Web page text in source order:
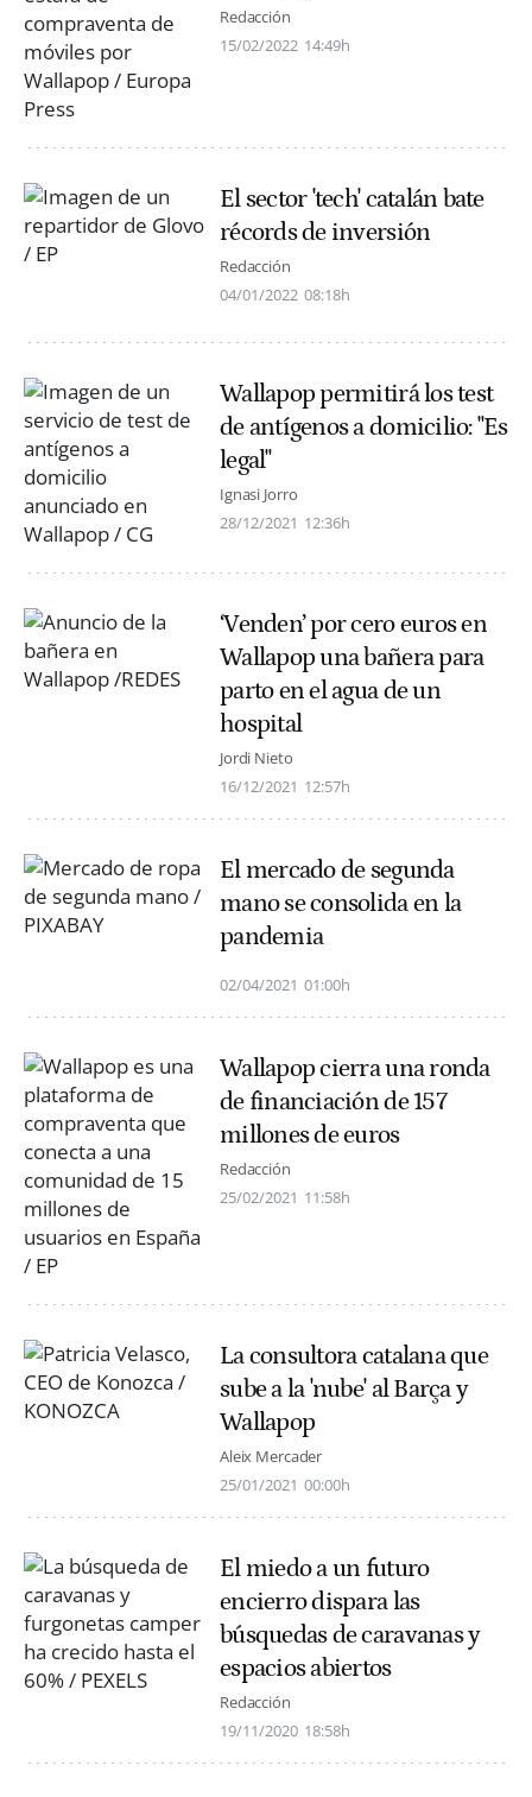
Redacción
15/02/2022 14:49h
El sector 'tech' catalán bate
récords de inversión
Redacción
04/01/2022 08:18h
Wallapop permitirá los test
de antígenos a domicilio: "Es
legal"
Ignasi Jorro
28/12/2021 12:36h
‘Venden’ por cero euros en
Wallapop una bañera para
parto en el agua de un
hospital
Jordi Nieto
16/12/2021 12:57h
El mercado de segunda
mano se consolida en la
pandemia
02/04/2021 01:00h
Wallapop cierra una ronda
de financiación de 157
millones de euros
Redacción
25/02/2021 11:58h
La consultora catalana que
sube a la 'nube' al Barça y
Wallapop
Aleix Mercader
25/01/2021 00:00h
El miedo a un futuro
encierro dispara las
búsquedas de caravanas y
espacios abiertos
Redacción
19/11/2020 18:58h